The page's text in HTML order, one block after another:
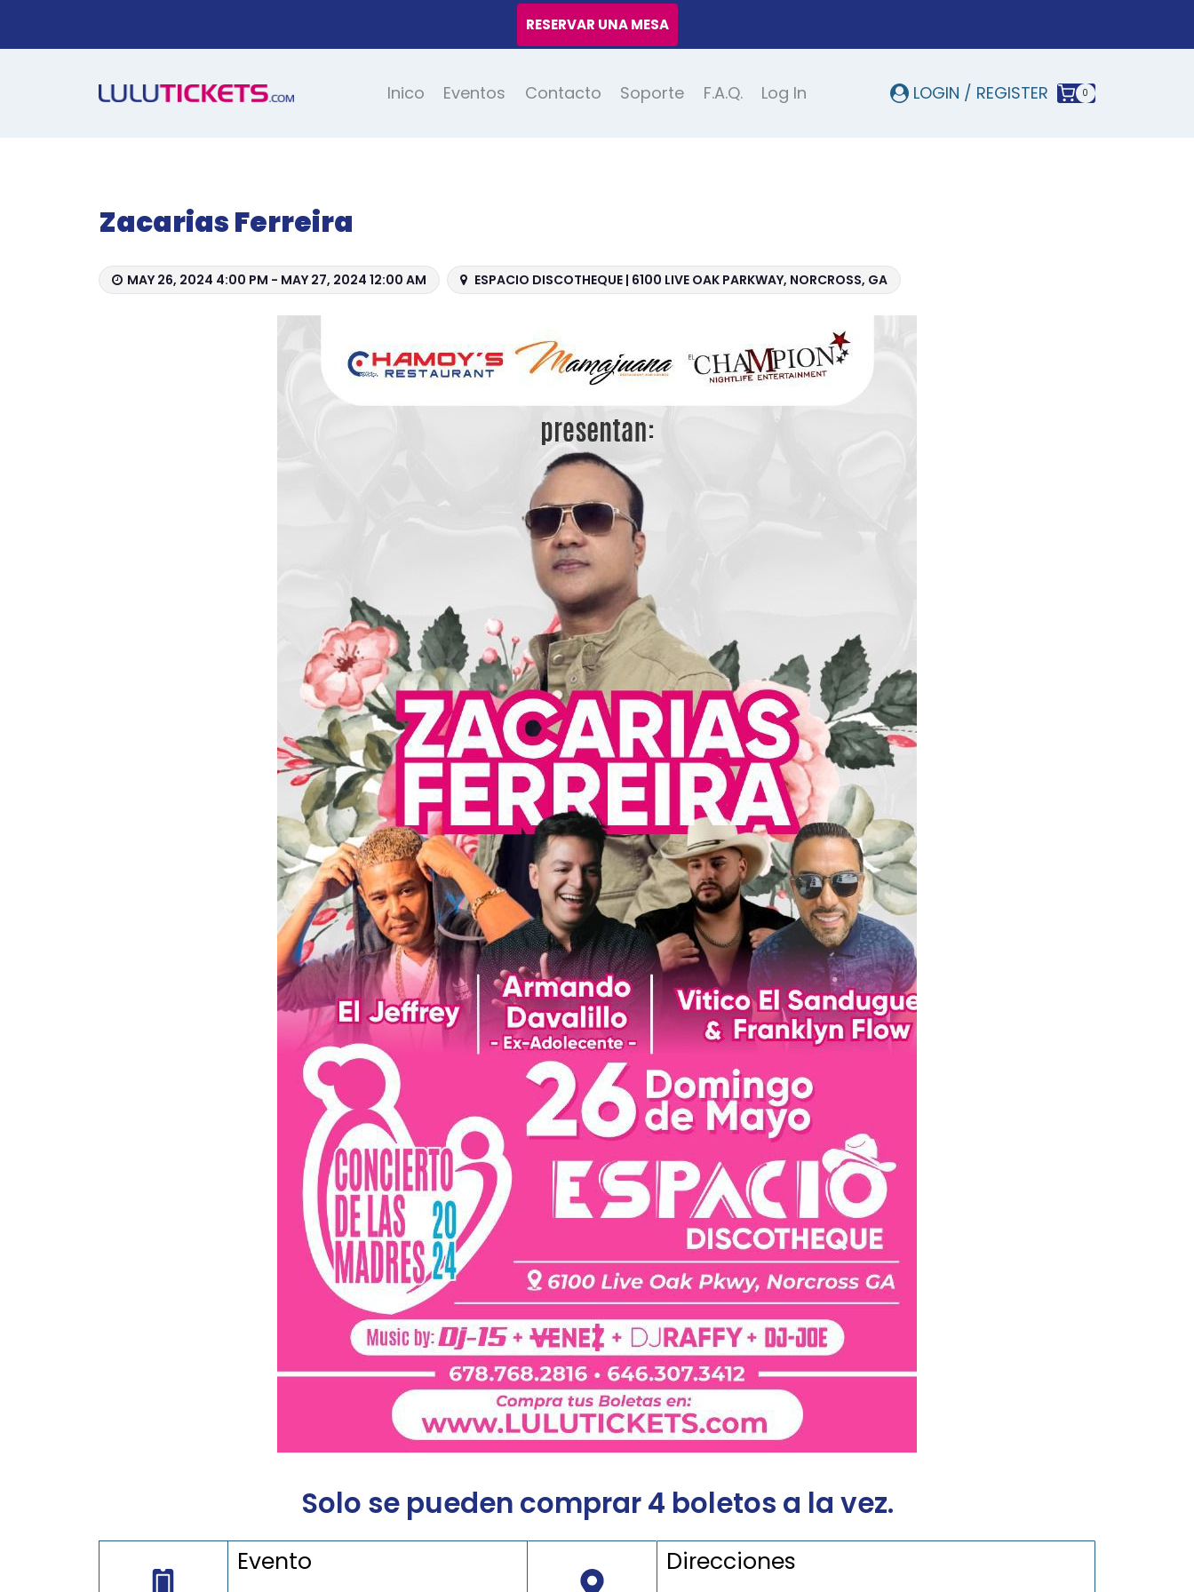
RESERVAR UNA MESA
Inico Eventos Contacto Soporte F.A.Q. Log In LOGIN / REGISTER 0
Zacarias Ferreira
MAY 26, 2024 4:00 PM - MAY 27, 2024 12:00 AM ESPACIO DISCOTHEQUE | 6100 LIVE OAK PARKWAY, NORCROSS, GA
Solo se pueden comprar 4 boletos a la vez.
Evento Direcciones